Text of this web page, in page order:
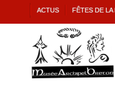
ACTUS FÊTES DE